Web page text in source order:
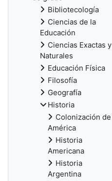
Bibliotecología
Ciencias de la
Educación
Ciencias Exactas y
Naturales
Educación Física
Filosofía
Geografía
Historia
Colonización de
América
Historia
Americana
Historia
Argentina